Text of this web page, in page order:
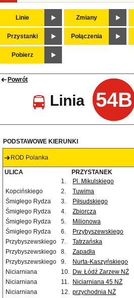
Linie Zmiany
Przystanki Połączenia
Pobierz
Powrót
Linia 54B
PODSTAWOWE KIERUNKI
ROD Polanka
ULICA PRZYSTANEK
1.
Pl. Mikulskiego
Kopcińskiego
2. Tuwima
Śmigłego Rydza
3. Piłsudskiego
Śmigłego Rydza
4. Zbiorcza
Śmigłego Rydza
5. Milionowa
Śmigłego Rydza
6. Przybyszewskiego
Przybyszewskiego
7. Tatrzańska
Przybyszewskiego
8. Zapadła
Przybyszewskiego
9. Nurta-Kaszyńskiego
Niciarniana
10. Dw. Łódź Zarzew NŻ
Niciarniana
11. Niciarniana 45 NŻ
Niciarniana
12. przychodnia NŻ